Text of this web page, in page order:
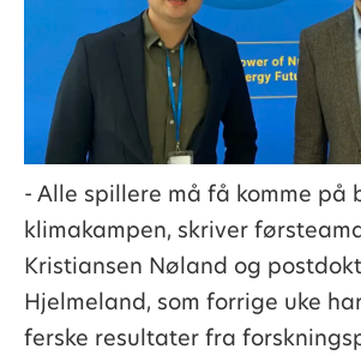
- Alle spillere må få komme på
klimakampen, skriver
Kristiansen Nøland og
Hjelmeland, som forrige uke
ferske resultater fra